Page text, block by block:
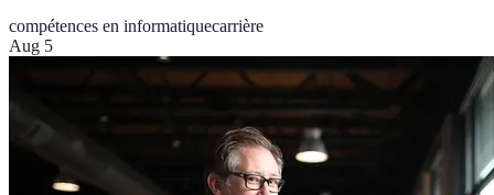
compétences en informatiquecarrière
Aug 5